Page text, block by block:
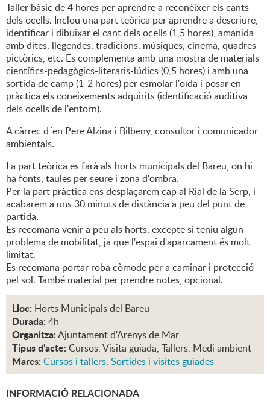
Taller bàsic de 4 hores per aprendre a reconèixer els cants
dels ocells. Inclou una part teòrica per aprendre a descriure,
identificar i dibuixar el cant dels ocells (1,5 hores), amanida
amb dites, llegendes, tradicions, músiques, cinema, quadres
pictòrics, etc. Es complementa amb una mostra de materials
científics-pedagògics-literaris-lúdics (0,5 hores) i amb una
sortida de camp (1-2 hores) per esmolar l'oïda i posar en
pràctica els coneixements adquirits (identificació auditiva
dels ocells de l'entorn).
A càrrec d´en Pere Alzina i Bilbeny, consultor i comunicador
ambientals.
La part teòrica es farà als horts municipals del Bareu, on hi
ha fonts, taules per seure i zona d'ombra.
Per la part pràctica ens desplaçarem cap al Rial de la Serp, i
acabarem a uns 30 minuts de distància a peu del punt de
partida.
Es recomana venir a peu als horts, excepte si teniu algun
problema de mobilitat, ja que l'espai d'aparcament és molt
limitat.
Es recomana portar roba còmode per a caminar i protecció
pel sol. També material per prendre notes, opcional.
Lloc: Horts Municipals del Bareu
Durada: 4h
Organitza:Ajuntament d'Arenys de Mar
Tipus d'acte: Cursos, Visita guiada, Tallers, Medi ambient
Marcs: Cursos i tallers, Sortides i visites guiades
INFORMACIÓ RELACIONADA